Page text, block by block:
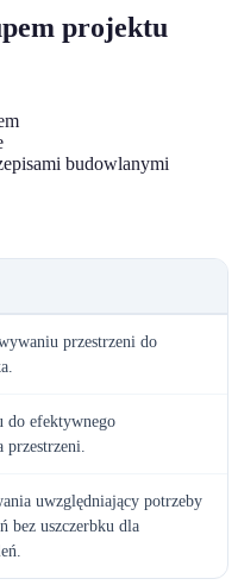
projektu
budowlanymi
przestrzeni do
do efektywnego
przestrzeni.
uwzględniający potrzeby
bez uszczerbku dla